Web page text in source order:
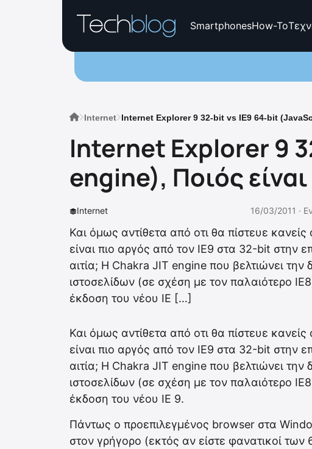
SmartphonesHow-To
Internet Internet Explorer 9 32-bit vs IE9 64-bit
Internet Explorer 9
engine), Ποιός
Internet 16/03/2011 ·
Και όμως αντίθετα από οτι θα πίστευε
είναι πιο αργός από τον IE9 στα 32-bit στην
αιτία; Η Chakra JIT engine που βελτιώνει
ιστοσελίδων (σε σχέση με τον παλαιότερο
έκδοση του νέου IE […]
Και όμως αντίθετα από οτι θα πίστευε κανείς
είναι πιο αργός από τον IE9 στα 32-bit στην
αιτία; Η Chakra JIT engine που βελτιώνει
ιστοσελίδων (σε σχέση με τον παλαιότερο
έκδοση του νέου IE 9.
Πάντως ο προεπιλεγμένος browser στα
στον γρήγορο (εκτός αν είστε φανατικοί